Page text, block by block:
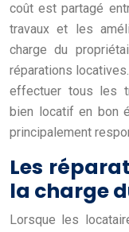
coût est partagé
travaux et les
charge du
réparations
effectuer tous les
bien locatif en bon
principalement
Les
la charge
Lorsque les